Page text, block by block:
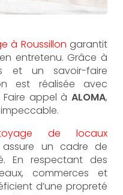
à Roussillon garantit
entretenu. Grâce à
et un savoir-faire
est réalisée avec
Faire appel à ALOMA,
de locaux
assure un cadre de
En respectant des
commerces et
d’une propreté